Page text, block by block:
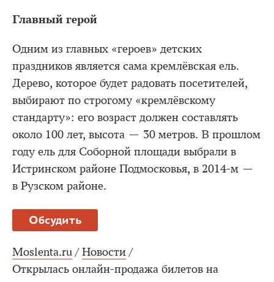
Главный герой
Одним из главных «героев» детских
праздников является сама кремлёвская ель.
Дерево, которое будет радовать посетителей,
выбирают по строгому «кремлёвскому
стандарту»: его возраст должен составлять
около 100 лет, высота — 30 метров. В прошлом
году ель для Соборной площади выбрали в
Истринском районе Подмосковья, в 2014-м —
в Рузском районе.
Обсудить
Moslenta.ru / Новости /
Открылась онлайн-продажа билетов на